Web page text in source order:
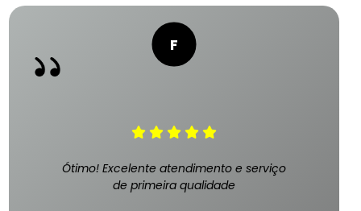
Ótimo! Excelente atendimento e serviço
de primeira qualidade